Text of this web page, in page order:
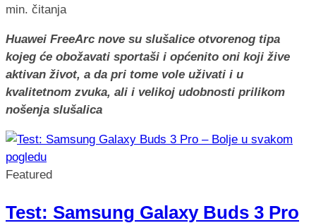
min. čitanja
Huawei FreeArc nove su slušalice otvorenog tipa
kojeg će obožavati sportaši i općenito oni koji žive
aktivan život, a da pri tome vole uživati i u
kvalitetnom zvuka, ali i velikoj udobnosti prilikom
nošenja slušalica
Featured
Test: Samsung Galaxy Buds 3 Pro